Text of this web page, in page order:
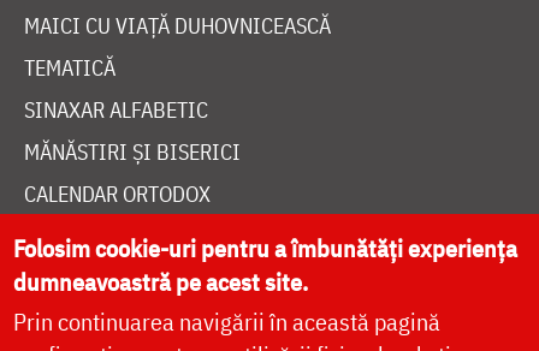
MAICI CU VIAȚĂ DUHOVNICEASCĂ
TEMATICĂ
SINAXAR ALFABETIC
MĂNĂSTIRI ȘI BISERICI
CALENDAR ORTODOX
WIDGET DOXOLOGIA
RADIO DOXOLOGIA
Folosim cookie-uri pentru a îmbunătăți experiența
dumneavoastră pe acest site.
Prin continuarea navigării în această pagină